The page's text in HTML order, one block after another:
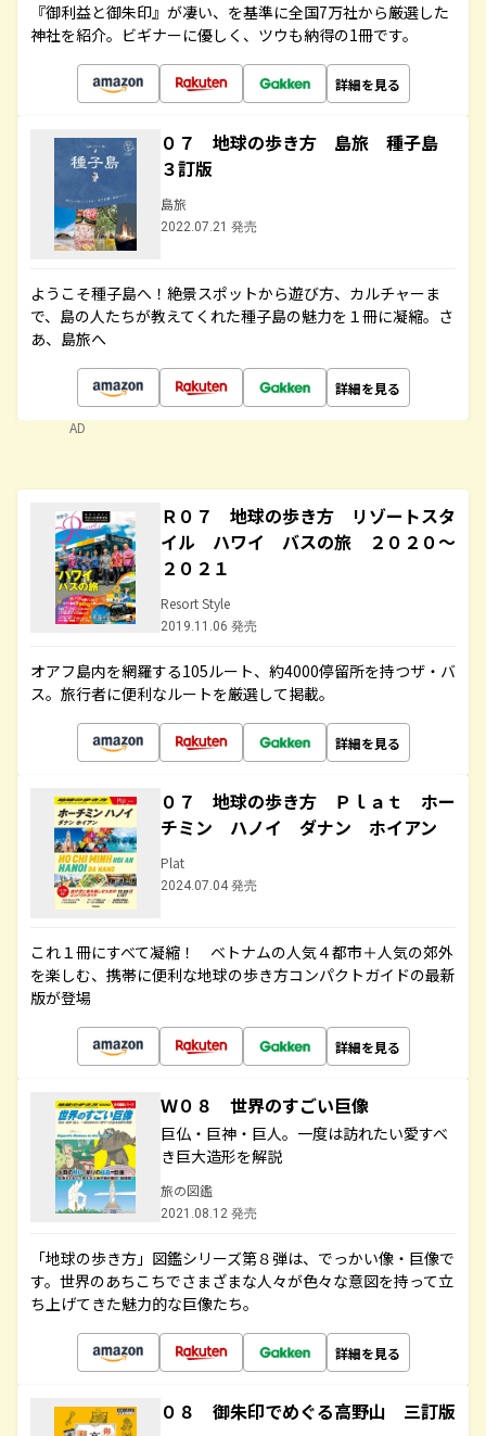
『御利益と御朱印』が凄い、を基準に全国7万社から厳選した
神社を紹介。ビギナーに優しく、ツウも納得の1冊です。
詳細を見る
０７ 地球の歩き方 島旅 種子島
３訂版
島旅
2022.07.21 発売
ようこそ種子島へ！絶景スポットから遊び方、カルチャーま
で、島の人たちが教えてくれた種子島の魅力を１冊に凝縮。さ
あ、島旅へ
詳細を見る
AD
Ｒ０７ 地球の歩き方 リゾートスタ
イル ハワイ バスの旅 ２０２０～
２０２１
Resort Style
2019.11.06 発売
オアフ島内を網羅する105ルート、約4000停留所を持つザ・バ
ス。旅行者に便利なルートを厳選して掲載。
詳細を見る
０７ 地球の歩き方 Ｐｌａｔ ホー
チミン ハノイ ダナン ホイアン
Plat
2024.07.04 発売
これ１冊にすべて凝縮！ ベトナムの人気４都市＋人気の郊外
を楽しむ、携帯に便利な地球の歩き方コンパクトガイドの最新
版が登場
詳細を見る
Ｗ０８ 世界のすごい巨像
巨仏・巨神・巨人。一度は訪れたい愛すべ
き巨大造形を解説
旅の図鑑
2021.08.12 発売
「地球の歩き方」図鑑シリーズ第８弾は、でっかい像・巨像で
す。世界のあちこちでさまざまな人々が色々な意図を持って立
ち上げてきた魅力的な巨像たち。
詳細を見る
０８ 御朱印でめぐる高野山 三訂版